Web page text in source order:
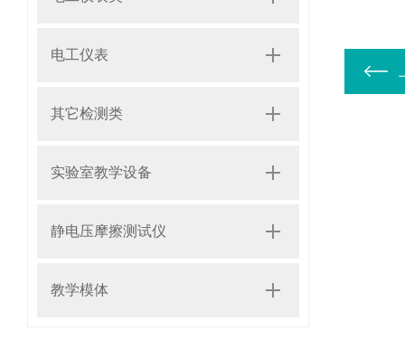
电工仪表
其它检测类
实验室教学设备
静电压摩擦测试仪
教学模体